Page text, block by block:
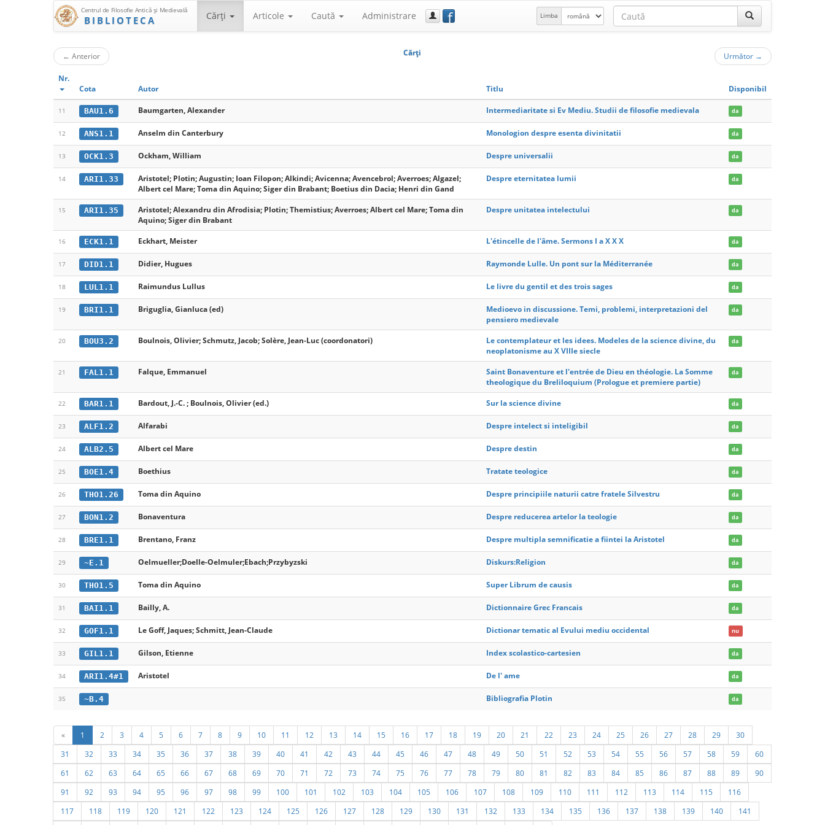
Centrul de Filosofie Antică şi Medievală
BIBLIOTECA Cărţi Articole Caută Administrare f Limba
← Anterior Cărţi Următor →
Nr.
Cota
Autor Titlu Disponibil
11 BAU1.6 Baumgarten, Alexander Intermediaritate si Ev Mediu. Studii de filosofie medievala da
12 ANS1.1 Anselm din Canterbury Monologion despre esenta divinitatii da
13 OCK1.3 Ockham, William Despre universalii da
14 ARI1.33
Aristotel; Plotin; Augustin; Ioan Filopon; Alkindi; Avicenna; Avencebrol; Averroes; Algazel;
Albert cel Mare; Toma din Aquino; Siger din Brabant; Boetius din Dacia; Henri din Gand
Despre eternitatea lumii da
15 ARI1.35
Aristotel; Alexandru din Afrodisia; Plotin; Themistius; Averroes; Albert cel Mare; Toma din
Aquino; Siger din Brabant
Despre unitatea intelectului da
16 ECK1.1 Eckhart, Meister L'étincelle de l'âme. Sermons I a X X X da
17 DID1.1 Didier, Hugues Raymonde Lulle. Un pont sur la Méditerranée da
18 LUL1.1 Raimundus Lullus Le livre du gentil et des trois sages da
19 BRI1.1 Briguglia, Gianluca (ed)
Medioevo in discussione. Temi, problemi, interpretazioni del
pensiero medievale
da
20 BOU3.2 Boulnois, Olivier; Schmutz, Jacob; Solère, Jean-Luc (coordonatori)
Le contemplateur et les idees. Modeles de la science divine, du
neoplatonisme au X VIIIe siecle
da
21 FAL1.1 Falque, Emmanuel
Saint Bonaventure et l'entrée de Dieu en théologie. La Somme
theologique du Breliloquium (Prologue et premiere partie)
da
22 BAR1.1 Bardout, J.-C. ; Boulnois, Olivier (ed.) Sur la science divine da
23 ALF1.2 Alfarabi Despre intelect si inteligibil da
24 ALB2.5 Albert cel Mare Despre destin da
25 BOE1.4 Boethius Tratate teologice da
26 THO1.26 Toma din Aquino Despre principiile naturii catre fratele Silvestru da
27 BON1.2 Bonaventura Despre reducerea artelor la teologie da
28 BRE1.1 Brentano, Franz Despre multipla semnificatie a fiintei la Aristotel da
29 ~E.1 Oelmueller;Doelle-Oelmuler;Ebach;Przybyzski Diskurs:Religion da
30 THO1.5 Toma din Aquino Super Librum de causis da
31 BAI1.1 Bailly, A. Dictionnaire Grec Francais da
32 GOF1.1 Le Goff, Jaques; Schmitt, Jean-Claude Dictionar tematic al Evului mediu occidental nu
33 GIL1.1 Gilson, Etienne Index scolastico-cartesien da
34 ARI1.4#1 Aristotel De l' ame da
35 ~B.4 Bibliografia Plotin da
« 1 2 3 4 5 6 7 8 9 10 11 12 13 14 15 16 17 18 19 20 21 22 23 24 25 26 27 28 29
30
31
32 33 34 35 36 37 38 39 40 41 42 43 44 45 46 47 48 49 50 51 52 53 54 55 56 57 58 59
60
61
62 63 64 65 66 67 68 69 70 71 72 73 74 75 76 77 78 79 80 81 82 83 84 85 86 87 88 89
90
91
92 93 94 95 96 97 98 99 100 101 102 103 104 105 106 107 108 109 110 111 112 113 114 115
116
117
118 119 120 121 122 123 124 125 126 127 128 129 130 131 132 133 134 135 136 137 138 139 140 141